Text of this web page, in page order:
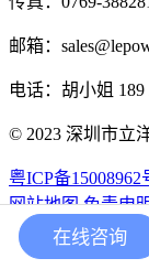
邮箱：
电话：胡小姐 189
© 2023 深圳市立
粤ICP备15008962
网站地图 免责申
服务热线
在线咨询